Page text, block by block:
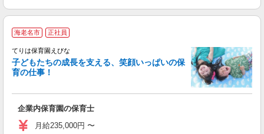
海老名市 正社員
てりは保育園えびな
子どもたちの成長を支える、笑顔いっぱいの保
育の仕事！
企業内保育園の保育士
月給235,000円 〜